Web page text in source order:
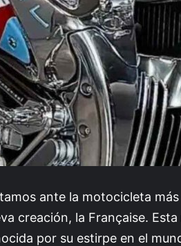
ante la motocicleta
creación, la Française.
por su estirpe en el